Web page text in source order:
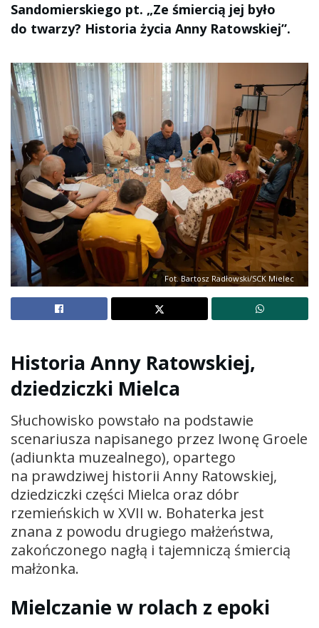
Sandomierskiego pt. „Ze śmiercią jej było
do twarzy? Historia życia Anny Ratowskiej”.
Fot. Bartosz Radłowski/SCK Mielec
Historia Anny Ratowskiej,
dziedziczki Mielca
Słuchowisko powstało na podstawie
scenariusza napisanego przez Iwonę Groele
(adiunkta muzealnego), opartego
na prawdziwej historii Anny Ratowskiej,
dziedziczki części Mielca oraz dóbr
rzemieńskich w XVII w. Bohaterka jest
znana z powodu drugiego małżeństwa,
zakończonego nagłą i tajemniczą śmiercią
małżonka.
Mielczanie w rolach z epoki